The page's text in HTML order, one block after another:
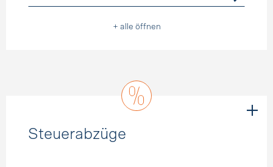
+ alle öffnen
Steuerabzüge